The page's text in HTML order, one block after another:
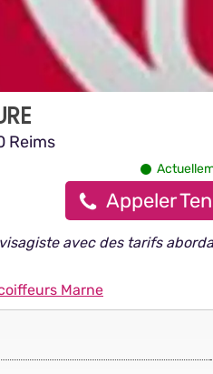
Reims
Appeler
avec des tarifs
Marne